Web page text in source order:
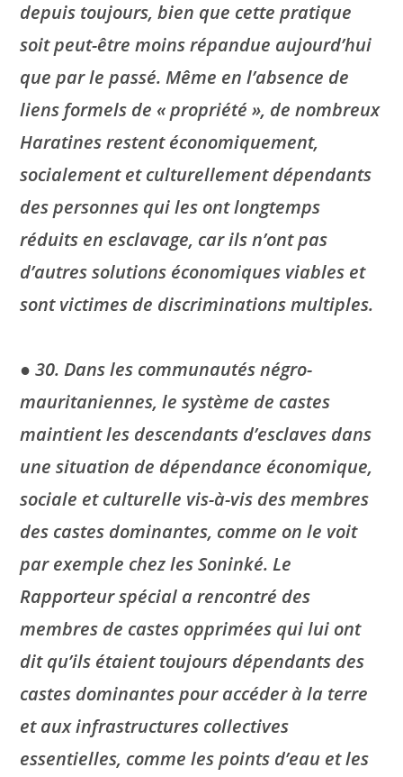
depuis toujours, bien que cette pratique
soit peut-être moins répandue aujourd’hui
que par le passé. Même en l’absence de
liens formels de « propriété », de nombreux
Haratines restent économiquement,
socialement et culturellement dépendants
des personnes qui les ont longtemps
réduits en esclavage, car ils n’ont pas
d’autres solutions économiques viables et
sont victimes de discriminations multiples.
● 30. Dans les communautés négro-
mauritaniennes, le système de castes
maintient les descendants d’esclaves dans
une situation de dépendance économique,
sociale et culturelle vis-à-vis des membres
des castes dominantes, comme on le voit
par exemple chez les Soninké. Le
Rapporteur spécial a rencontré des
membres de castes opprimées qui lui ont
dit qu’ils étaient toujours dépendants des
castes dominantes pour accéder à la terre
et aux infrastructures collectives
essentielles, comme les points d’eau et les